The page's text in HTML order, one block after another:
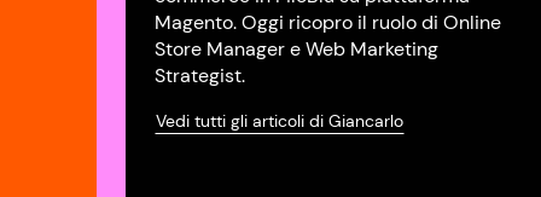
Magento. Oggi ricopro il ruolo di Online
Store Manager e Web Marketing
Strategist.
Vedi tutti gli articoli di Giancarlo